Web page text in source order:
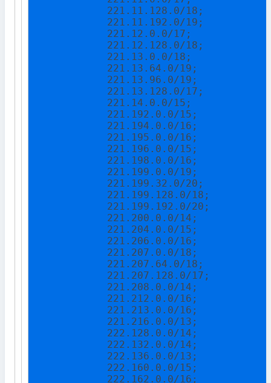
            221.11.128.0/18;
            221.11.192.0/19;
            221.12.0.0/17;
            221.12.128.0/18;
            221.13.0.0/18;
            221.13.64.0/19;
            221.13.96.0/19;
            221.13.128.0/17;
            221.14.0.0/15;
            221.192.0.0/15;
            221.194.0.0/16;
            221.195.0.0/16;
            221.196.0.0/15;
            221.198.0.0/16;
            221.199.0.0/19;
            221.199.32.0/20;
            221.199.128.0/18;
            221.199.192.0/20;
            221.200.0.0/14;
            221.204.0.0/15;
            221.206.0.0/16;
            221.207.0.0/18;
            221.207.64.0/18;
            221.207.128.0/17;
            221.208.0.0/14;
            221.212.0.0/16;
            221.213.0.0/16;
            221.216.0.0/13;
            222.128.0.0/14;
            222.132.0.0/14;
            222.136.0.0/13;
            222.160.0.0/15;
            222.162.0.0/16;